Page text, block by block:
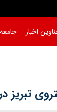
اخبار جامعه
تبریز